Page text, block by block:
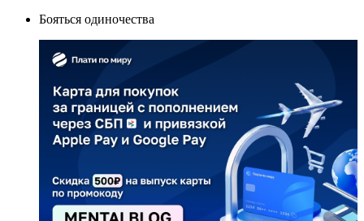
Бояться одиночества